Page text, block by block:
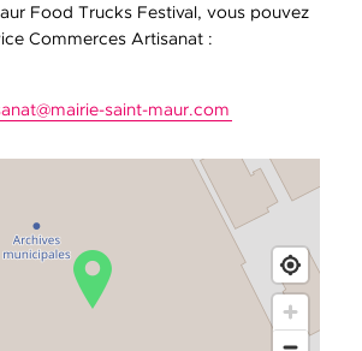
Food Trucks Festival, vous pouvez
Commerces Artisanat :
@mairie-saint-maur.com